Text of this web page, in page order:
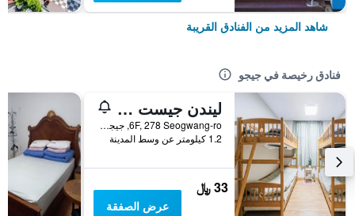
شاهد المزيد من الفنادق القريبة
فنادق رخيصة في جيجو
ليندن جيست هاوس
6F, 278 Seogwang-ro, جيجو, كوريا الجنوبية
1.2 كيلومتر عن وسط المدينة
33 ﷼
عرض الصفقة